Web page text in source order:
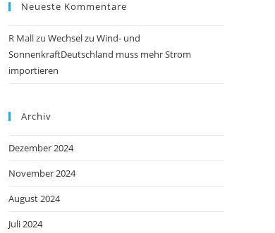
Neueste Kommentare
R Mallzu Wechsel zu Wind- und
SonnenkraftDeutschland muss mehr Strom
importieren
Archiv
Dezember 2024
November 2024
August 2024
Juli 2024